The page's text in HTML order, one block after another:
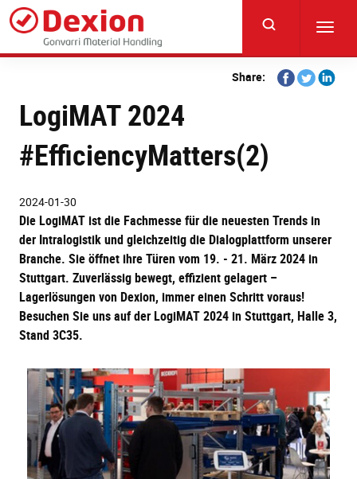
Skip
main
content
Share:
Share
on
Share
on
Share
LogiMAT 2024
#EfficiencyMatters(2)
2024-01-30
Die LogiMAT ist die Fachmesse für die neuesten Trends in
der Intralogistik und gleichzeitig die Dialogplattform unserer
Branche. Sie öffnet ihre Türen vom 19. - 21. März 2024 in
Stuttgart. Zuverlässig bewegt, effizient gelagert –
Lagerlösungen von Dexion, immer einen Schritt voraus!
Besuchen Sie uns auf der LogiMAT 2024 in Stuttgart, Halle 3,
Stand 3C35.